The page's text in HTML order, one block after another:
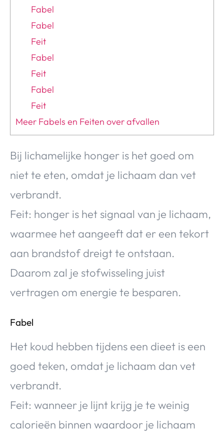
Fabel
Fabel
Feit
Fabel
Feit
Fabel
Feit
Meer Fabels en Feiten over afvallen
Bij lichamelijke honger is het goed om
niet te eten, omdat je lichaam dan vet
verbrandt.
Feit: honger is het signaal van je lichaam,
waarmee het aangeeft dat er een tekort
aan brandstof dreigt te ontstaan.
Daarom zal je stofwisseling juist
vertragen om energie te besparen.
Fabel
Het koud hebben tijdens een dieet is een
goed teken, omdat je lichaam dan vet
verbrandt.
Feit: wanneer je lijnt krijg je te weinig
calorieën binnen waardoor je lichaam